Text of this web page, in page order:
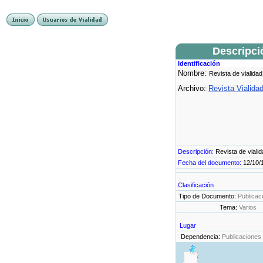
Identificación
Nombre: Revista de
Archivo: Revista
Descripción: Revista de
Fecha del documento: 12/10/
Clasificación
Tipo de Documento:
Tema: Varios
Lugar
Dependencia: Publicaciones